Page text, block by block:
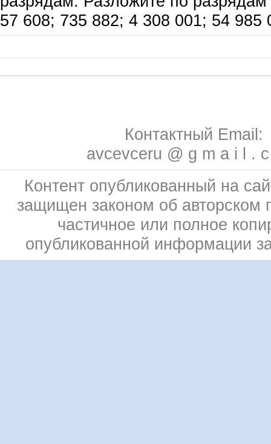
57 608; 735 882; 4 308 001; 54 985
Контактный Email:
avcevceru @ g m a i l .
Контент опубликованный на
защищен законом об авторском
частичное или полное
опубликованной информации